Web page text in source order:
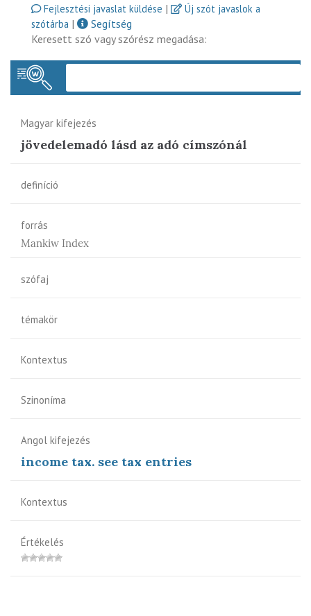
Fejlesztési javaslat küldése |
Új szót javaslok a
szótárba |
Segítség
Keresett szó vagy szórész megadása:
Magyar kifejezés
jövedelemadó lásd az adó címszónál
definíció
forrás
Mankiw Index
szófaj
témakör
Kontextus
Szinoníma
Angol kifejezés
income tax. see tax entries
Kontextus
Értékelés